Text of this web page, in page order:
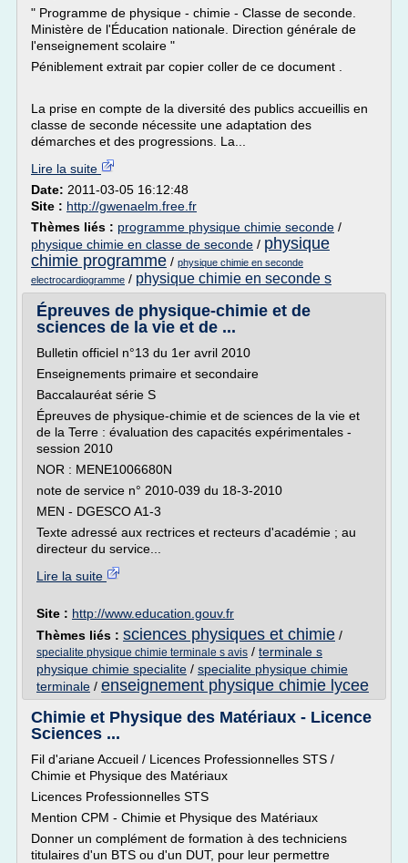
" Programme de physique - chimie - Classe de seconde.
Ministère de l'Éducation nationale. Direction générale de
l'enseignement scolaire "
Péniblement extrait par copier coller de ce document .
La prise en compte de la diversité des publics accueillis en
classe de seconde nécessite une adaptation des
démarches et des progressions. La...
Lire la suite
Date: 2011-03-05 16:12:48
Site : http://gwenaelm.free.fr
Thèmes liés : programme physique chimie seconde /
physique chimie en classe de seconde / physique
chimie programme / physique chimie en seconde
electrocardiogramme / physique chimie en seconde s
Épreuves de physique-chimie et de
sciences de la vie et de ...
Bulletin officiel n°13 du 1er avril 2010
Enseignements primaire et secondaire
Baccalauréat série S
Épreuves de physique-chimie et de sciences de la vie et
de la Terre : évaluation des capacités expérimentales -
session 2010
NOR : MENE1006680N
note de service n° 2010-039 du 18-3-2010
MEN - DGESCO A1-3
Texte adressé aux rectrices et recteurs d'académie ; au
directeur du service...
Lire la suite
Site : http://www.education.gouv.fr
Thèmes liés : sciences physiques et chimie /
specialite physique chimie terminale s avis / terminale s
physique chimie specialite / specialite physique chimie
terminale / enseignement physique chimie lycee
Chimie et Physique des Matériaux - Licence
Sciences ...
Fil d'ariane Accueil / Licences Professionnelles STS /
Chimie et Physique des Matériaux
Licences Professionnelles STS
Mention CPM - Chimie et Physique des Matériaux
Donner un complément de formation à des techniciens
titulaires d'un BTS ou d'un DUT, pour leur permettre